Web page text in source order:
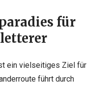
für
ein vielseitiges Ziel für
führt durch